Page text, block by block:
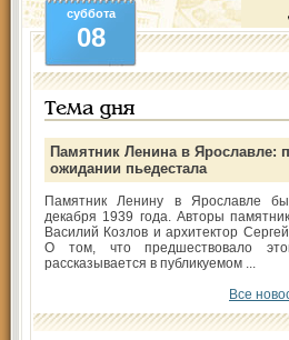
суббота
08
Тема дня
Памятник Ленина в Ярославле:
ожидании пьедестала
Памятник Ленину в Ярославле
декабря 1939 года. Авторы
Василий Козлов и архитектор
О том, что предшествовало
рассказывается в публикуемом ...
Все